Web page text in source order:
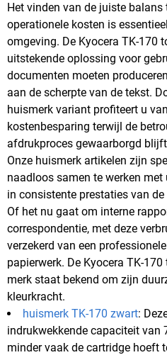
Het vinden van de juiste
operationele kosten is
omgeving. De Kyocera TK-170
uitstekende oplossing voor
documenten moeten
aan de scherpte van de tekst.
huismerk variant profiteert u
kostenbesparing terwijl de
afdrukproces gewaarborgd
Onze huismerk artikelen zijn
naadloos samen te werken
in consistente prestaties van
Of het nu gaat om interne
correspondentie, met deze
verzekerd van een
papierwerk. De Kyocera TK-
merk staat bekend om zijn
kleurkracht.
huismerk TK-170 zwart:
indrukwekkende capaciteit van
minder vaak de cartridge hoeft